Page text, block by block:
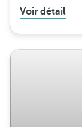
Voir détail